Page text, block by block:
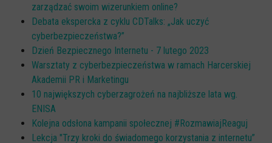
zarządzać swoim wizerunkiem online?
Debata ekspercka z cyklu CDTalks: „Jak uczyć
cyberbezpieczeństwa?”
Dzień Bezpiecznego Internetu - 7 lutego 2023
Warsztaty z cyberbezpieczeństwa w ramach Harcerskiej
Akademii PR i Marketingu
10 największych cyberzagrożeń na najbliższe lata wg.
ENISA
Kolejna odsłona kampanii społecznej #RozmawiajReaguj
Lekcja "Trzy kroki do świadomego korzystania z internetu”